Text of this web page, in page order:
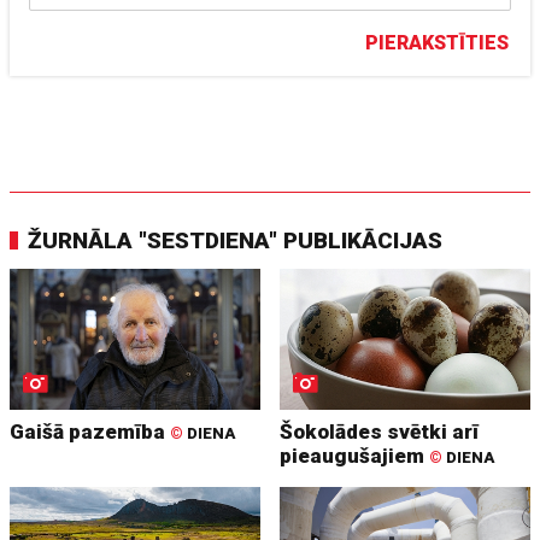
PIERAKSTĪTIES
ŽURNĀLA "SESTDIENA" PUBLIKĀCIJAS
Gaišā pazemība © DIENA
Šokolādes svētki arī
pieaugušajiem © DIENA